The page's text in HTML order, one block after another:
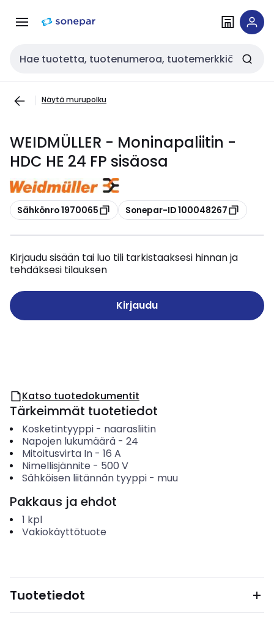
navigointiinsisältöön
Haku
Näytä murupolku
WEIDMÜLLER - Moninapaliitin -
HDC HE 24 FP sisäosa
Kopioi
Sähkönro 1970065 Kopioi
Sonepar-ID 100048267
Kirjaudu sisään tai luo tili tarkistaaksesi hinnan ja
tehdäksesi tilauksen
Kirjaudu
Katso tuotedokumentit
Tärkeimmät tuotetiedot
Kosketintyyppi- naarasliitin
Napojen lukumäärä- 24
Mitoitusvirta In- 16 A
Nimellisjännite - 500 V
Sähköisen liitännän tyyppi- muu
Pakkaus ja ehdot
1 kpl
Vakiokäyttötuote
Tuotetiedot